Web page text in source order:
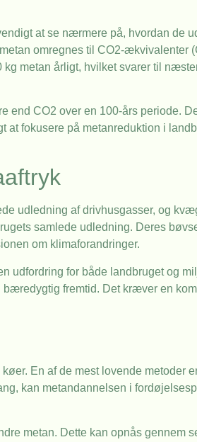
at se nærmere på, hvordan de
omregnes til CO2-ækvivalenter
metan årligt, hvilket svarer til
end CO2 over en 100-års periode.
at fokusere på metanreduktion i
udledning af drivhusgasser, og
samlede udledning. Deres
om klimaforandringer.
udfordring for både landbruget og
fremtid. Det kræver en
En af de mest lovende
kan metandannelsen i
metan. Dette kan opnås gennem